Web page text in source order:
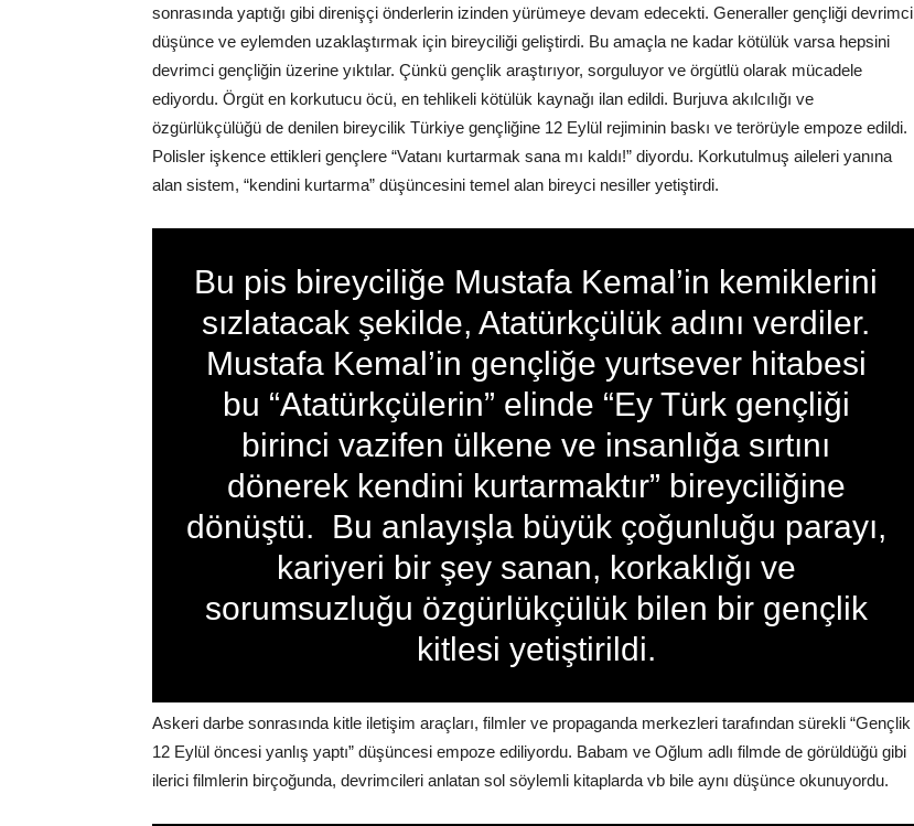
sonrasında yaptığı gibi direnişçi önderlerin izinden yürümeye devam edecekti. Generaller gençliği devrimci
düşünce ve eylemden uzaklaştırmak için bireyciliği geliştirdi. Bu amaçla ne kadar kötülük varsa hepsini
devrimci gençliğin üzerine yıktılar. Çünkü gençlik araştırıyor, sorguluyor ve örgütlü olarak mücadele
ediyordu. Örgüt en korkutucu öcü, en tehlikeli kötülük kaynağı ilan edildi. Burjuva akılcılığı ve
özgürlükçülüğü de denilen bireycilik Türkiye gençliğine 12 Eylül rejiminin baskı ve terörüyle empoze edildi.
Polisler işkence ettikleri gençlere “Vatanı kurtarmak sana mı kaldı!” diyordu. Korkutulmuş aileleri yanına
alan sistem, “kendini kurtarma” düşüncesini temel alan bireyci nesiller yetiştirdi.
Bu pis bireyciliğe Mustafa Kemal’in kemiklerini
sızlatacak şekilde, Atatürkçülük adını verdiler.
Mustafa Kemal’in gençliğe yurtsever hitabesi
bu “Atatürkçülerin” elinde “Ey Türk gençliği
birinci vazifen ülkene ve insanlığa sırtını
dönerek kendini kurtarmaktır” bireyciliğine
dönüştü. Bu anlayışla büyük çoğunluğu parayı,
kariyeri bir şey sanan, korkaklığı ve
sorumsuzluğu özgürlükçülük bilen bir gençlik
kitlesi yetiştirildi.
Askeri darbe sonrasında kitle iletişim araçları, filmler ve propaganda merkezleri tarafından sürekli “Gençlik
12 Eylül öncesi yanlış yaptı” düşüncesi empoze ediliyordu. Babam ve Oğlum adlı filmde de görüldüğü gibi
ilerici filmlerin birçoğunda, devrimcileri anlatan sol söylemli kitaplarda vb bile aynı düşünce okunuyordu.